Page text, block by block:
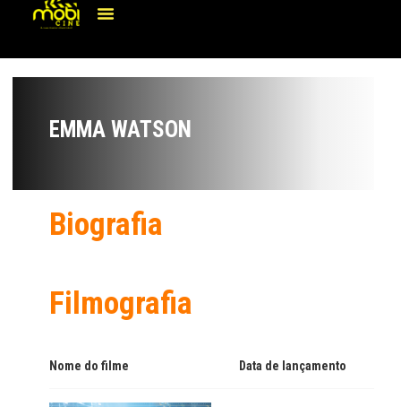
EMMA WATSON
Biografia
Filmografia
Nome do filme Data de lançamento